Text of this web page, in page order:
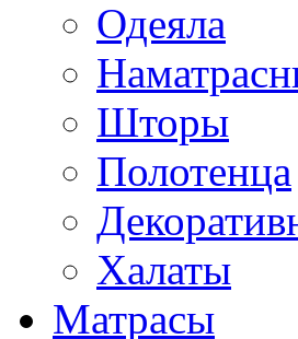
Одеяла
Шторы
Полотенца
Халаты
Матрасы